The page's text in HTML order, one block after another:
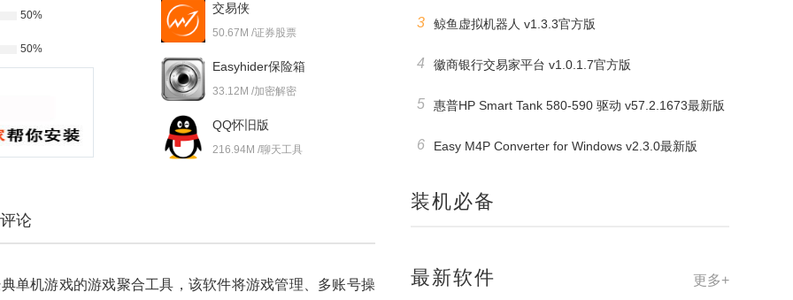
50%
50%
交易侠
50.67M /证券股票
Easyhider保险箱
33.12M /加密解密
QQ怀旧版
216.94M /聊天工具
论
单机游戏的游戏聚合工具，该软件将游戏管理、多账号操
3 鲸鱼虚拟机器人 v1.3.3官方版
4 徽商银行交易家平台 v1.0.1.7官方版
5 惠普HP Smart Tank 580-590 驱动 v57.2.1673最新版
6 Easy M4P Converter for Windows v2.3.0最新版
装机必备
更多+
最新软件